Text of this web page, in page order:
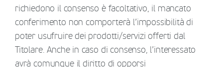
richiedono il consenso è facoltativo, il mancato
conferimento non comporterà l’impossibilità di
poter usufruire dei prodotti/servizi offerti dal
Titolare. Anche in caso di consenso, l’interessato
avrà comunque il diritto di opporsi